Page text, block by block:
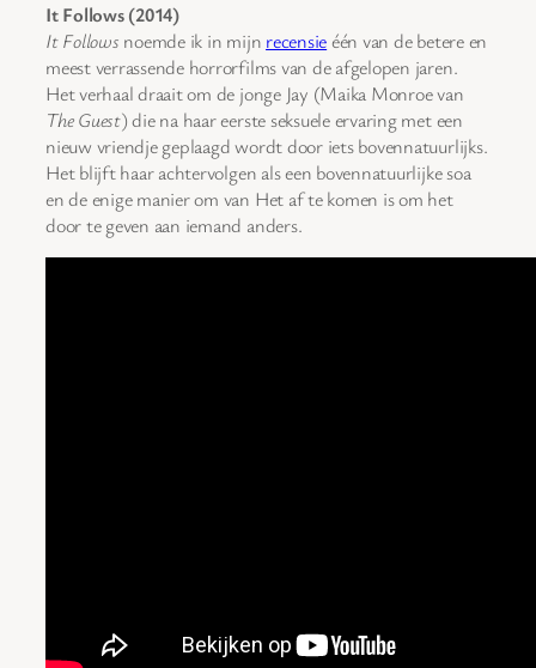
It Follows (2014)
It Follows noemde ik in mijn recensieéén van de betere en
meest verrassende horrorfilms van de afgelopen jaren.
Het verhaal draait om de jonge Jay (Maika Monroe van
The Guest) die na haar eerste seksuele ervaring met een
nieuw vriendje geplaagd wordt door iets bovennatuurlijks.
Het blijft haar achtervolgen als een bovennatuurlijke soa
en de enige manier om van Het af te komen is om het
door te geven aan iemand anders.